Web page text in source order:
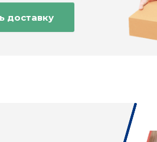
доставку